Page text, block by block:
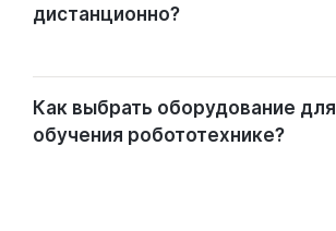
дистанционно?
Как выбрать оборудование для
обучения робототехнике?